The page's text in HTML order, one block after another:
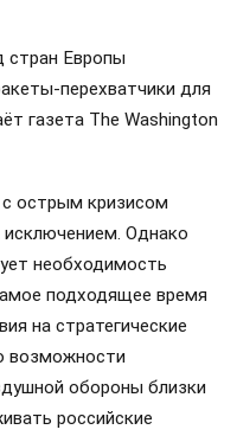
стран Европы
перехватчики для
газета The Washington
острым кризисом
исключением. Однако
необходимость
подходящее время
на стратегические
возможности
обороны близки
российские